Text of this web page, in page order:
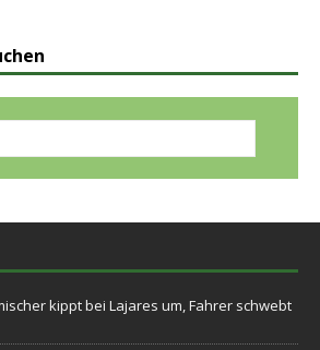
kippt bei Lajares um, Fahrer schwebt